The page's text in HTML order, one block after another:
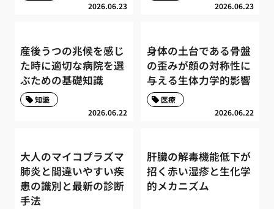
2026.06.23 2026.06.23
産後うつの兆候を感じ
た時に適切な病院を選
ぶための基礎知識
2026.06.22
知識
身体の土台である骨盤
の歪みが顔の対称性に
与える生体力学的影響
2026.06.22
医療
大人のマイコプラズマ
肺炎と間違いやすい疾
患の識別と最新の診断
手法
肝臓の解毒機能低下が
招く赤い湿疹と生化学
的メカニズム